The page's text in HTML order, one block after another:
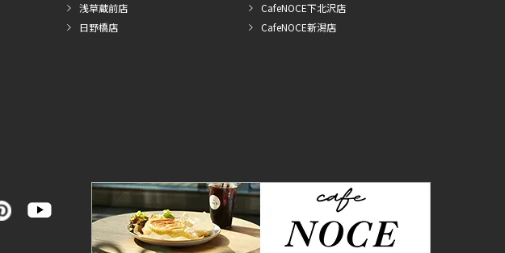
浅草蔵前店
日野橋店
CafeNOCE下北沢店
CafeNOCE新潟店